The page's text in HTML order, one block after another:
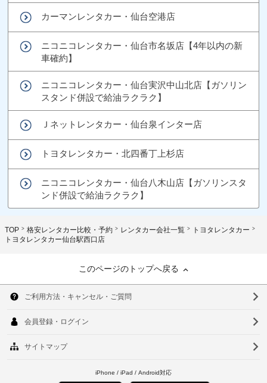
カーマンレンタカー・仙台空港店
ニコニコレンタカー・仙台市名坂店【4年以内の新
車確約】
ニコニコレンタカー・仙台実沢中山北店【ガソリン
スタンド併設で給油ラクラク】
Ｊネットレンタカー・仙台泉インター店
トヨタレンタカー・北四番丁上杉店
ニコニコレンタカー・仙台八木山店【ガソリンスタ
ンド併設で給油ラクラク】
TOP 格安レンタカー比較・予約 レンタカー会社一覧
トヨタレンタカー
トヨタレンタカー仙台駅西口店
このページのトップへ戻る